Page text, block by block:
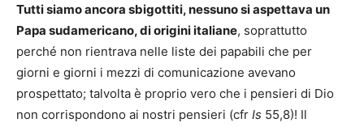
Tutti siamo ancora sbigottiti, nessuno si aspettava un
Papa sudamericano, di origini italiane, soprattutto
perché non rientrava nelle liste dei papabili che per
giorni e giorni i mezzi di comunicazione avevano
prospettato; talvolta è proprio vero che i pensieri di Dio
non corrispondono ai nostri pensieri (cfr Is 55,8)! Il